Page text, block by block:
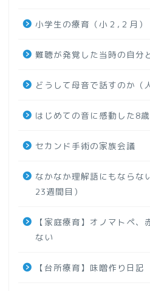
小学生の療育（小２,２月）
難聴が発覚した当時の自分
どうして母音で話すのか（
はじめての音に感動した8歳
セカンド手術の家族会議
なかなか理解語にもならな
23週間目）
【家庭療育】オノマトペ
ない
【台所療育】味噌作り日記